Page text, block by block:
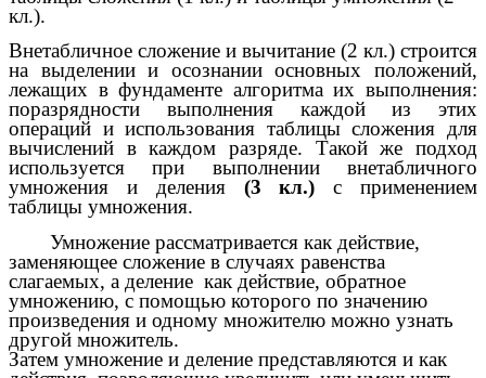
кл.).
Внетабличное сложение и вычитание (2 кл.) строится
на выделении и осознании основных положений,
лежащих в фундаменте алгоритма их выполнения:
поразрядности выполнения каждой из этих
операций и использования таблицы сложения для
вычислений в каждом разряде. Такой же подход
используется при выполнении внетабличного
умножения и деления (3 кл.) с применением
таблицы умножения.
Умножение рассматривается как действие,
заменяющее сложение в случаях равенства
слагаемых, а деление как действие, обратное
умножению, с помощью которого по значению
произведения и одному множителю можно узнать
другой множитель.
Затем умножение и деление представляются и как